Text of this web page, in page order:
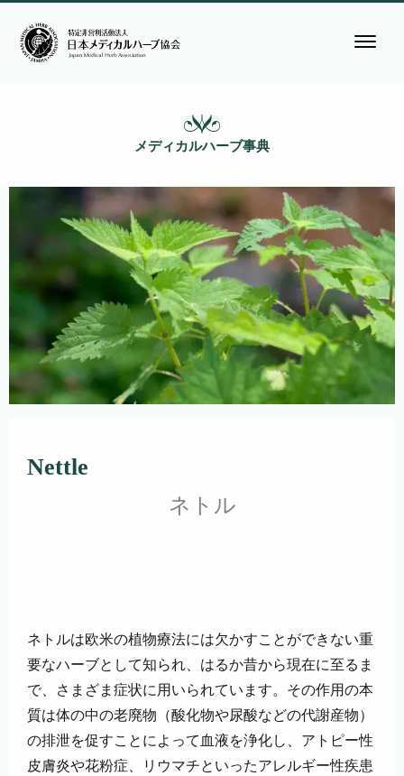
メディカルハーブ事典
Nettle
ネトル
ネトルは欧米の植物療法には欠かすことができない重
要なハーブとして知られ、はるか昔から現在に至るま
で、さまざま症状に用いられています。その作用の本
質は体の中の老廃物（酸化物や尿酸などの代謝産物）
の排泄を促すことによって血液を浄化し、アトピー性
皮膚炎や花粉症、リウマチといったアレルギー性疾患